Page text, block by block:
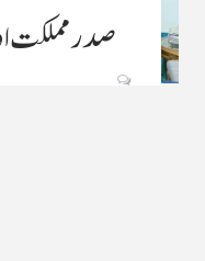
صدر مملکت